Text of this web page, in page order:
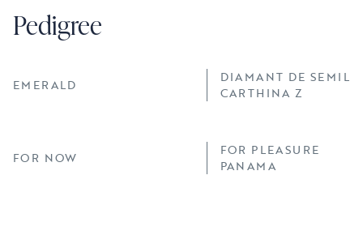
Pedigree
EMERALD
DIAMANT DE
CARTHINA Z
FOR NOW
FOR PLEASURE
PANAMA